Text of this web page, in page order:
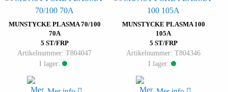
MUNSTYCKE PLASMA 70/100
70A
5 ST/FRP
Artikelnummer: T804047
I lager:
MUNSTYCKE PLASMA 100
105A
5 ST/FRP
Artikelnummer: T804346
I lager: